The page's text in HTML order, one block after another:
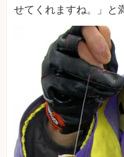
せてくれますね。」と